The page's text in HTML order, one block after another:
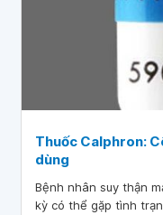
Thuốc Calphron:
dùng
Bệnh nhân suy thận
kỳ có thể gặp tình